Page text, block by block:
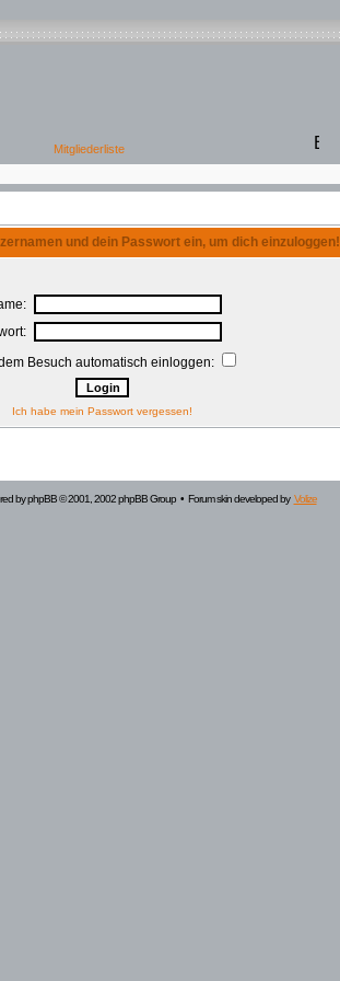
und dein Passwort ein, um dich einzuloggen!
Besuch automatisch einloggen:
Ich habe mein Passwort vergessen!
byphpBB© 2001, 2002 phpBB Group • Forum skin developed by Volize